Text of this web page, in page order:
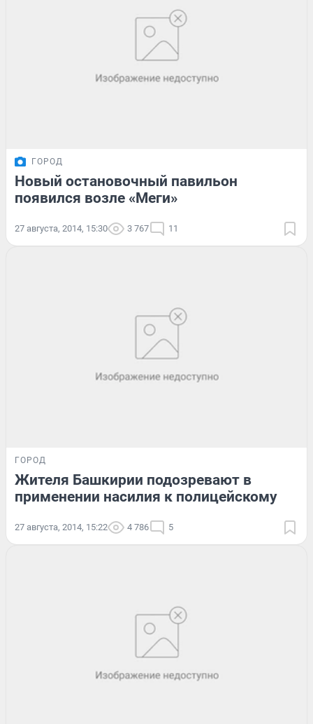
ГОРОД
Новый остановочный павильон
появился возле «Меги»
27 августа, 2014, 15:30 3 767 11
ГОРОД
Жителя Башкирии подозревают в
применении насилия к полицейскому
27 августа, 2014, 15:22 4 786 5